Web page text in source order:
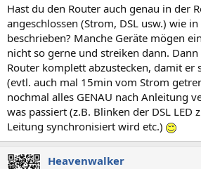
Hast du den Router auch genau in der
angeschlossen (Strom, DSL usw.) wie
beschrieben? Manche Geräte mögen
nicht so gerne und streiken dann. Dann
Router komplett abzustecken, damit er
(evtl. auch mal 15min vom Strom
nochmal alles GENAU nach Anleitung
was passiert (z.B. Blinken der DSL LED
Leitung synchronisiert wird etc.)
Heavenwalker